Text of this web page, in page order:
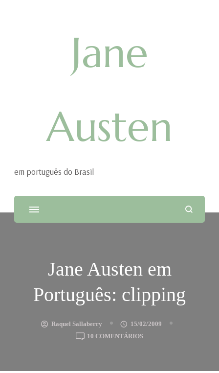
Jane
Austen
em português do Brasil
Jane Austen em
Português: clipping
Raquel Sallaberry
15/02/2009
10 COMENTÁRIOSEM
EM